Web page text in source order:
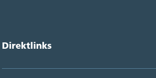
Direktlinks